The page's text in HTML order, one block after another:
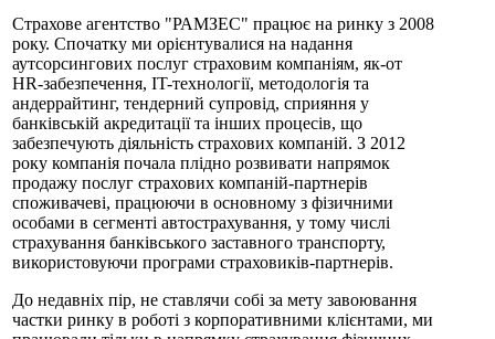
Страхове агентство "РАМЗЕС" працює на ринку з 2008
року. Спочатку ми орієнтувалися на надання
аутсорсингових послуг страховим компаніям, як-от
HR-забезпечення, IT-технології, методологія та
андеррайтинг, тендерний супровід, сприяння у
банківській акредитації та інших процесів, що
забезпечують діяльність страхових компаній. З 2012
року компанія почала плідно розвивати напрямок
продажу послуг страхових компаній-партнерів
споживачеві, працюючи в основному з фізичними
особами в сегменті автострахування, у тому числі
страхування банківського заставного транспорту,
використовуючи програми страховиків-партнерів.
До недавніх пір, не ставлячи собі за мету завоювання
частки ринку в роботі з корпоративними клієнтами, ми